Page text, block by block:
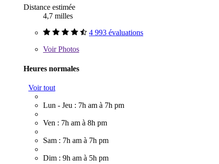
Distance estimée
4,7 milles
4 993 évaluations
VoirPhotos
Heures normales
Voir tout
Lun - Jeu : 7h am à 7h pm
Ven : 7h am à 8h pm
Sam : 7h am à 7h pm
Dim : 9h am à 5h pm